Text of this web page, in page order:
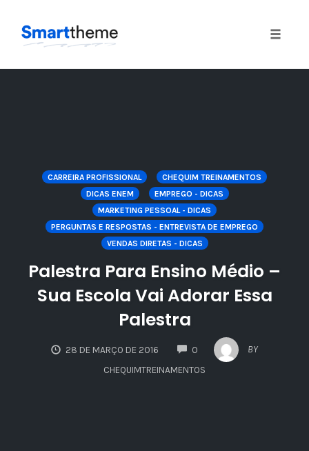
CARREIRA PROFISSIONAL
CHEQUIM TREINAMENTOS
DICAS ENEM
EMPREGO - DICAS
MARKETING PESSOAL - DICAS
PERGUNTAS E RESPOSTAS - ENTREVISTA DE EMPREGO
VENDAS DIRETAS - DICAS
Palestra Para Ensino Médio –
Sua Escola Vai Adorar Essa
Palestra
28 DE MARÇO DE 2016 0
COMMENTS
BY
CHEQUIMTREINAMENTOS